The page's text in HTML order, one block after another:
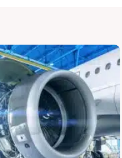
لوازم فیلتر سیال